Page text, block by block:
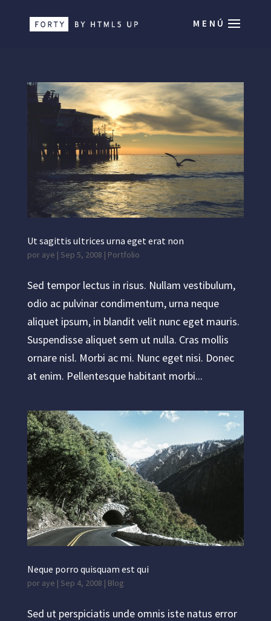
Ut sagittis ultrices urna eget erat non
por aye | Sep 5, 2008 | Portfolio
Sed tempor lectus in risus. Nullam vestibulum,
odio ac pulvinar condimentum, urna neque
aliquet ipsum, in blandit velit nunc eget mauris.
Suspendisse aliquet sem ut nulla. Cras mollis
ornare nisl. Morbi ac mi. Nunc eget nisi. Donec
at enim. Pellentesque habitant morbi...
Neque porro quisquam est qui
por aye | Sep 4, 2008 | Blog
Sed ut perspiciatis unde omnis iste natus error